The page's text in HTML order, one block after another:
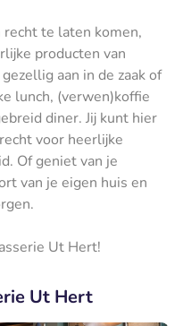
te laten komen,
producten van
aan in de zaak of
lunch, (verwen)koffie
diner. Jij kunt hier
voor heerlijke
Of geniet van je
van je eigen huis en
Ut Hert!
Ut Hert